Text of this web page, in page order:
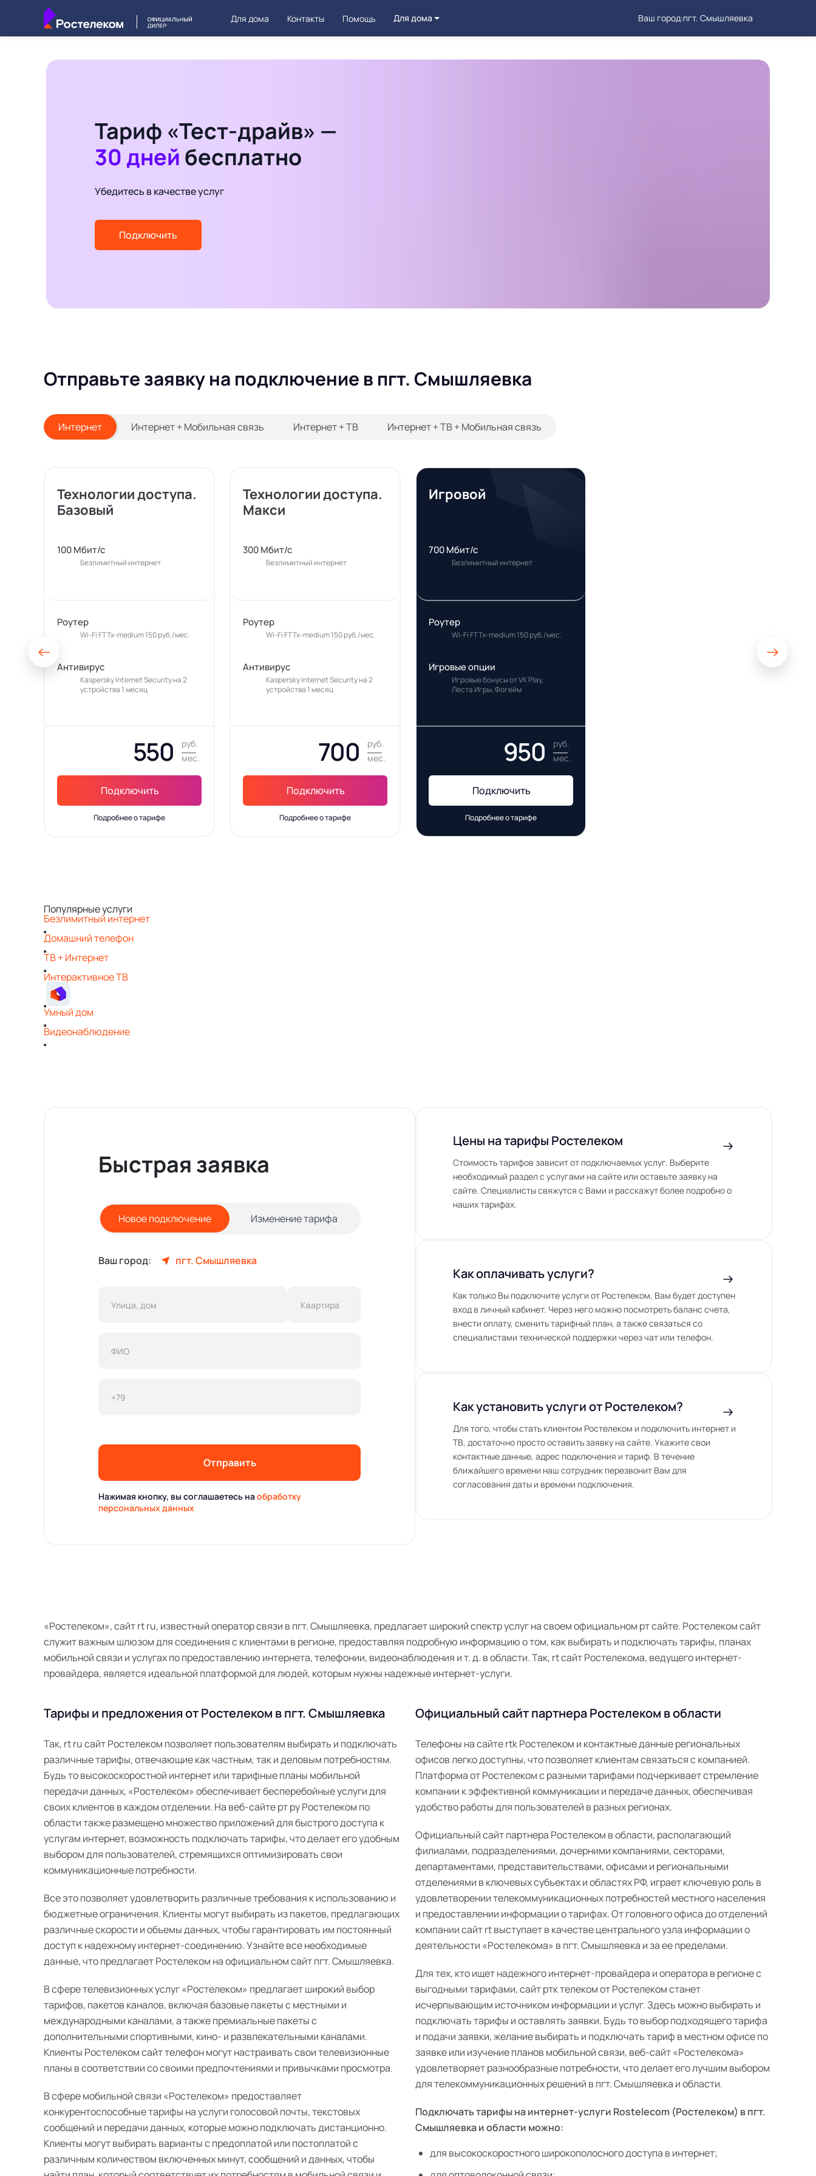
Для дома Контакты Помощь Для дома Ваш город:пгт. Смышляевка
Тариф «Тест-драйв» —
30 дней бесплатно
Убедитесь в качестве услуг
Подключить
Отправьте заявку на подключение в пгт. Смышляевка
Интернет Интернет + Мобильная связь Интернет + ТВ Интернет + ТВ + Мобильная связь
Технологии доступа.
Базовый
100 Мбит/с
Безлимитный интернет
Роутер
Wi-Fi FTTx-medium 150 руб./мес.
Антивирус
Kaspersky Internet Security на 2
устройства 1 месяц
550
руб.
мес.
Подключить
Подробнее о тарифе
Технологии доступа.
Макси
300 Мбит/с
Безлимитный интернет
Роутер
Wi-Fi FTTx-medium 150 руб./мес.
Антивирус
Kaspersky Internet Security на 2
устройства 1 месяц
700
руб.
мес.
Подключить
Подробнее о тарифе
Игровой
700 Мбит/с
Безлимитный интернет
Роутер
Wi-Fi FTTx-medium 150 руб./мес.
Игровые опции
Игровые бонусы от VK Play,
Леста Игры, Фогейм
950
руб.
мес.
Подключить
Подробнее о тарифе
Популярные услуги
Безлимитный интернет
Домашний телефон
ТВ + Интернет
Интерактивное ТВ
Умный дом
Видеонаблюдение
Быстрая заявка
Новое подключение Изменение тарифа
Ваш город: пгт. Смышляевка
Отправить
Нажимая кнопку, вы соглашаетесь наобработку
персональных данных
Цены на тарифы Ростелеком
Стоимость тарифов зависит от подключаемых услуг. Выберите
необходимый раздел с услугами на сайте или оставьте заявку на
сайте. Специалисты свяжутся с Вами и расскажут более подробно о
наших тарифах.
Как оплачивать услуги?
Как только Вы подключите услуги от Ростелеком, Вам будет доступен
вход в личный кабинет. Через него можно посмотреть баланс счета,
внести оплату, сменить тарифный план, а также связаться со
специалистами технической поддержки через чат или телефон.
Как установить услуги от Ростелеком?
Для того, чтобы стать клиентом Ростелеком и подключить интернет и
ТВ, достаточно просто оставить заявку на сайте. Укажите свои
контактные данные, адрес подключения и тариф. В течение
ближайшего времени наш сотрудник перезвонит Вам для
согласования даты и времени подключения.
«Ростелеком», сайт rt ru, известный оператор связи в пгт. Смышляевка, предлагает широкий спектр услуг на своем официальном рт сайте. Ростелеком сайт
служит важным шлюзом для соединения с клиентами в регионе, предоставляя подробную информацию о том, как выбирать и подключать тарифы, планах
мобильной связи и услугах по предоставлению интернета, телефонии, видеонаблюдения и т. д. в области. Так, rt сайт Ростелекома, ведущего интернет-
провайдера, является идеальной платформой для людей, которым нужны надежные интернет-услуги.
Тарифы и предложения от Ростелеком в пгт. Смышляевка
Так, rt ru сайт Ростелеком позволяет пользователям выбирать и подключать
различные тарифы, отвечающие как частным, так и деловым потребностям.
Будь то высокоскоростной интернет или тарифные планы мобильной
передачи данных, «Ростелеком» обеспечивает бесперебойные услуги для
своих клиентов в каждом отделении. На веб-сайте рт ру Ростелеком по
области также размещено множество приложений для быстрого доступа к
услугам интернет, возможность подключать тарифы, что делает его удобным
выбором для пользователей, стремящихся оптимизировать свои
коммуникационные потребности.
Все это позволяет удовлетворить различные требования к использованию и
бюджетные ограничения. Клиенты могут выбирать из пакетов, предлагающих
различные скорости и объемы данных, чтобы гарантировать им постоянный
доступ к надежному интернет-соединению. Узнайте все необходимые
данные, что предлагает Ростелеком на официальном сайт пгт. Смышляевка.
В сфере телевизионных услуг «Ростелеком» предлагает широкий выбор
тарифов, пакетов каналов, включая базовые пакеты с местными и
международными каналами, а также премиальные пакеты с
дополнительными спортивными, кино- и развлекательными каналами.
Клиенты Ростелеком сайт телефон могут настраивать свои телевизионные
планы в соответствии со своими предпочтениями и привычками просмотра.
В сфере мобильной связи «Ростелеком» предоставляет
конкурентоспособные тарифы на услуги голосовой почты, текстовых
сообщений и передачи данных, которые можно подключать дистанционно.
Клиенты могут выбирать варианты с предоплатой или постоплатой с
различным количеством включенных минут, сообщений и данных, чтобы
Официальный сайт партнера Ростелеком в области
Телефоны на сайте rtk Ростелеком и контактные данные региональных
офисов легко доступны, что позволяет клиентам связаться с компанией.
Платформа от Ростелеком с разными тарифами подчеркивает стремление
компании к эффективной коммуникации и передаче данных, обеспечивая
удобство работы для пользователей в разных регионах.
Официальный сайт партнера Ростелеком в области, располагающий
филиалами, подразделениями, дочерними компаниями, секторами,
департаментами, представительствами, офисами и региональными
отделениями в ключевых субъектах и областях РФ, играет ключевую роль в
удовлетворении телекоммуникационных потребностей местного населения
и предоставлении информации о тарифах. От головного офиса до отделений
компании сайт rt выступает в качестве центрального узла информации о
деятельности «Ростелекома» в пгт. Смышляевка и за ее пределами.
Для тех, кто ищет надежного интернет-провайдера и оператора в регионе с
выгодными тарифами, сайт ртк телеком от Ростелеком станет
исчерпывающим источником информации и услуг. Здесь можно выбирать и
подключать тарифы и оставлять заявки. Будь то выбор подходящего тарифа
и подачи заявки, желание выбирать и подключать тариф в местном офисе по
заявке или изучение планов мобильной связи, веб-сайт «Ростелекома»
удовлетворяет разнообразные потребности, что делает его лучшим выбором
для телекоммуникационных решений в пгт. Смышляевка и области.
Подключать тарифы на интернет-услуги Rostelecom (Ростелеком) в пгт.
Смышляевка и области можно:
для высокоскоростного широкополосного доступа в интернет;